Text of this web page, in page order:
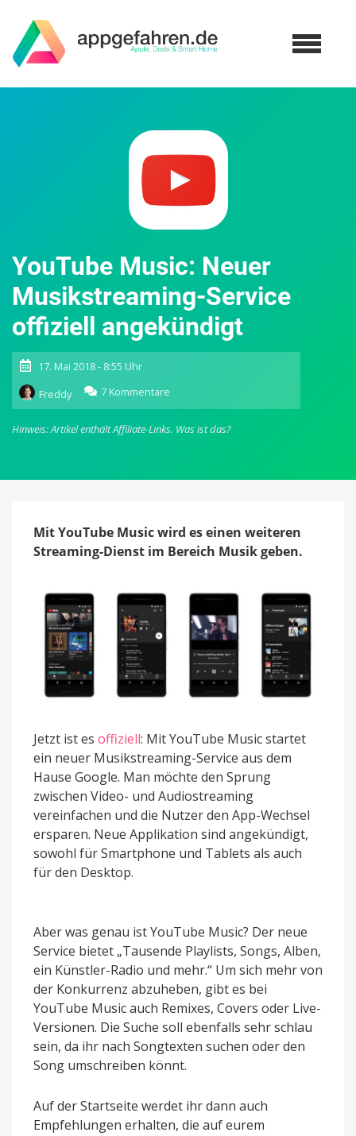
YouTube Music: Neuer
Musikstreaming-Service
offiziell angekündigt
17. Mai 2018 - 8:55 Uhr
Freddy
7 Kommentare
YouTube
Neuer
offiziell
Hinweis: Artikel enthält Affiliate-Links. Was ist das?
Mit YouTube Music wird es einen weiteren
Streaming-Dienst im Bereich Musik geben.
Jetzt ist es offiziell: Mit YouTube Music startet
ein neuer Musikstreaming-Service aus dem
Hause Google. Man möchte den Sprung
zwischen Video- und Audiostreaming
vereinfachen und die Nutzer den App-Wechsel
ersparen. Neue Applikation sind angekündigt,
sowohl für Smartphone und Tablets als auch
für den Desktop.
Aber was genau ist YouTube Music? Der neue
Service bietet „Tausende Playlists, Songs, Alben,
ein Künstler-Radio und mehr.“ Um sich mehr von
der Konkurrenz abzuheben, gibt es bei
YouTube Music auch Remixes, Covers oder Live-
Versionen. Die Suche soll ebenfalls sehr schlau
sein, da ihr nach Songtexten suchen oder den
Song umschreiben könnt.
Auf der Startseite werdet ihr dann auch
Empfehlungen erhalten, die auf eurem